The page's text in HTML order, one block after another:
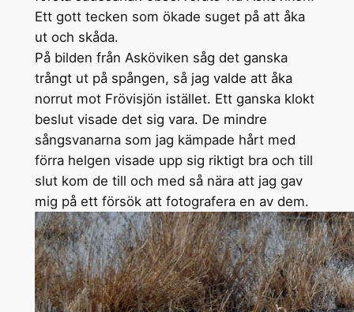
Ett gott tecken som ökade suget på att åka
ut och skåda.
På bilden från Asköviken såg det ganska
trångt ut på spången, så jag valde att åka
norrut mot Frövisjön istället. Ett ganska klokt
beslut visade det sig vara. De mindre
sångsvanarna som jag kämpade hårt med
förra helgen visade upp sig riktigt bra och till
slut kom de till och med så nära att jag gav
mig på ett försök att fotografera en av dem.